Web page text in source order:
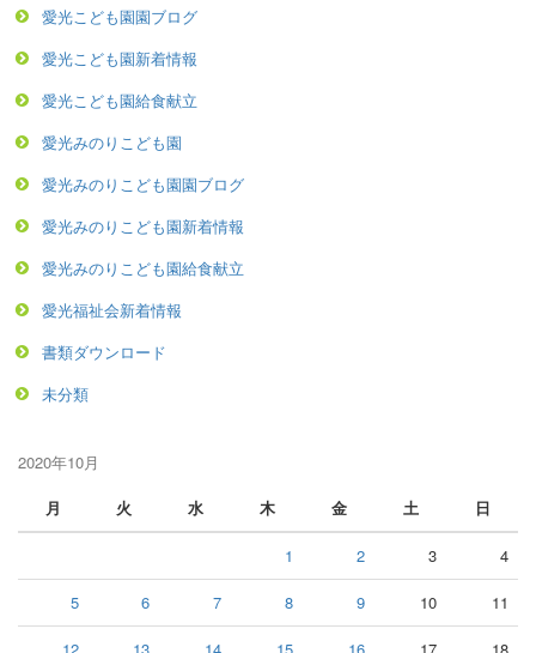
愛光こども園園ブログ
愛光こども園新着情報
愛光こども園給食献立
愛光みのりこども園
愛光みのりこども園園ブログ
愛光みのりこども園新着情報
愛光みのりこども園給食献立
愛光福祉会新着情報
書類ダウンロード
未分類
2020年10月
月
火 水 木 金 土 日
1 2 3 4
5 6 7 8 9 10 11